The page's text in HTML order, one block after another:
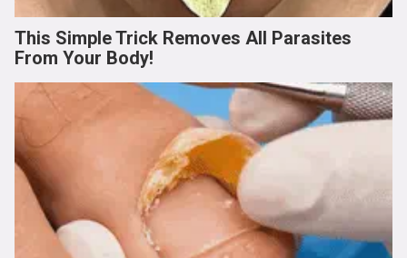
This Simple Trick Removes All Parasites
From Your Body!